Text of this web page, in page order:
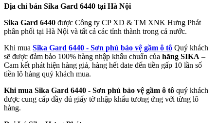
Địa chỉ bán Sika Gard 6440 tại Hà Nội
Sika Gard 6440 được Công ty CP XD & TM XNK Hưng Phát
phân phối tại Hà Nội và tất cả các tỉnh thành trong cả nước.
Khi mua Sika Gard 6440 - Sơn phủ bảo vệ gầm ô tô Quý khách
sẽ được đảm bảo 100% hàng nhập khẩu chuẩn của hãng SIKA –
Cam kết phát hiện hàng giả, hàng hết date đến tiền gấp 10 lần số
tiền lô hàng quý khách mua.
Khi mua Sika Gard 6440 - Sơn phủ bảo vệ gầm ô tô quý khách
được cung cấp đầy đủ giấy tờ nhập khẩu tương ứng với từng lô
hàng.